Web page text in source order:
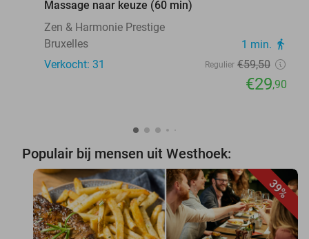
Massage naar keuze (60 min)
Zen & Harmonie Prestige
Bruxelles
1 min. directions_walk
Verkocht: 31 Regulier €59,50
€29,90
Populair bij mensen uit Westhoek:
39%